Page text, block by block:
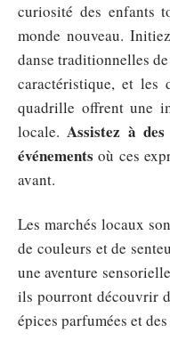
curiosité des enfants
monde nouveau.
danse traditionnelles
caractéristique, et les
quadrille offrent une
locale.Assistez à
événements où ces
avant.
Les marchés locaux
de couleurs et de
une aventure
ils pourront découvrir
épices parfumées et